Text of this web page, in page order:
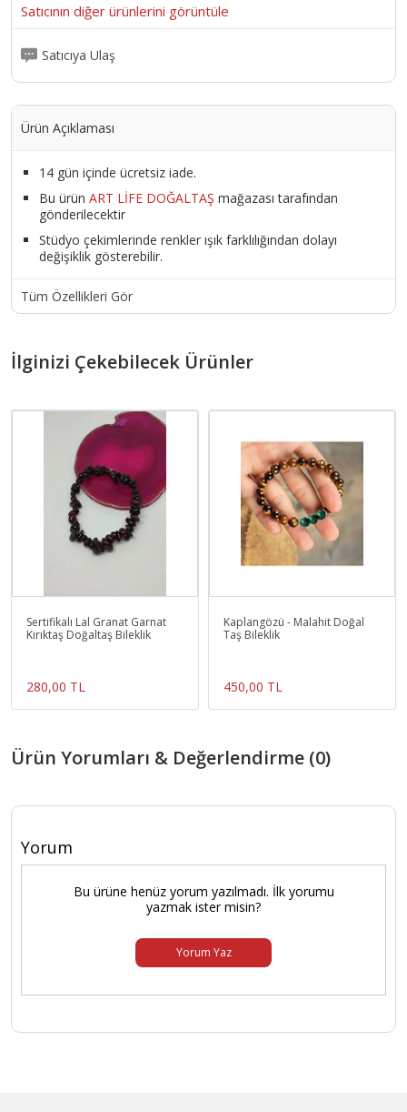
Satıcının diğer ürünlerini görüntüle
Satıcıya Ulaş
Ürün Açıklaması
14 gün içinde ücretsiz iade.
Bu ürün ART LİFE DOĞALTAŞ mağazası tarafından
gönderilecektir
Stüdyo çekimlerinde renkler ışık farklılığından dolayı
değişiklik gösterebilir.
Tüm Özellikleri Gör
İlginizi Çekebilecek Ürünler
Sertifikalı Lal Granat Garnat
Kırıktaş Doğaltaş Bileklik
280,00 TL
Kaplangözü - Malahit Doğal
Taş Bileklik
450,00 TL
Ürün Yorumları & Değerlendirme (0)
Yorum
Bu ürüne henüz yorum yazılmadı. İlk yorumu
yazmak ister misin?
Yorum Yaz